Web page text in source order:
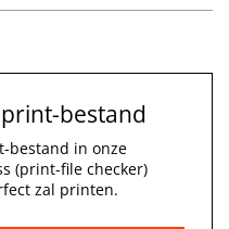
bestand
bestand in onze
(print-file checker)
zal printen.